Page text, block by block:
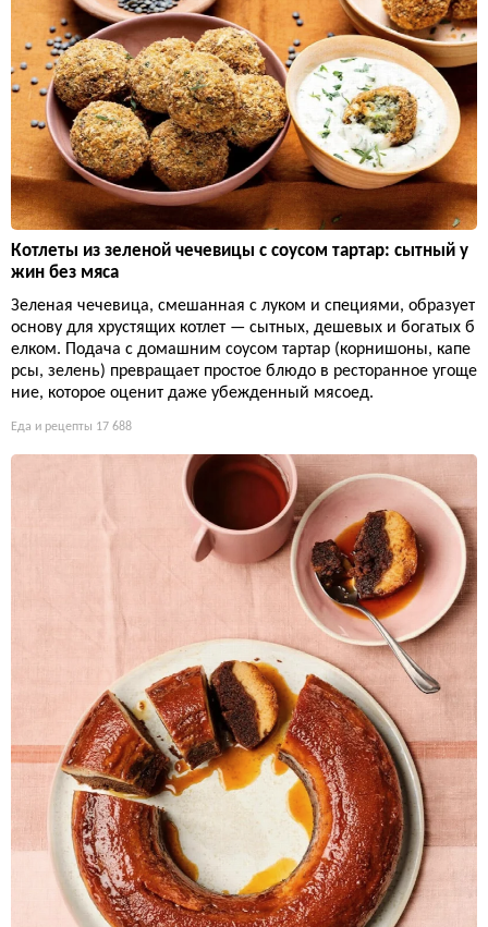
Котлеты из зеленой чечевицы с соусом тартар: сытный у
жин без мяса
Зеленая чечевица, смешанная с луком и специями, образует
основу для хрустящих котлет — сытных, дешевых и богатых б
елком. Подача с домашним соусом тартар (корнишоны, капе
рсы, зелень) превращает простое блюдо в ресторанное угоще
ние, которое оценит даже убежденный мясоед.
Еда и рецепты 17 688